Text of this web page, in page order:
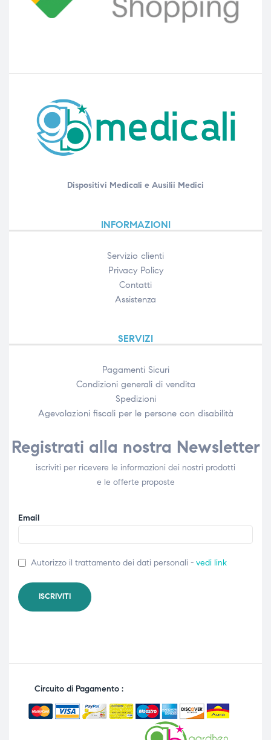
Dispositivi Medicali e Ausilii Medici
INFORMAZIONI
Servizio clienti
Privacy Policy
Contatti
Assistenza
SERVIZI
Pagamenti Sicuri
Condizioni generali di vendita
Spedizioni
Agevolazioni fiscali per le persone con disabilità​
Registrati alla nostra Newsletter
iscriviti per ricevere le informazioni dei nostri prodotti
e le offerte proposte
Email
Autorizzo il trattamento dei dati personali - vedi link
Circuito di Pagamento :